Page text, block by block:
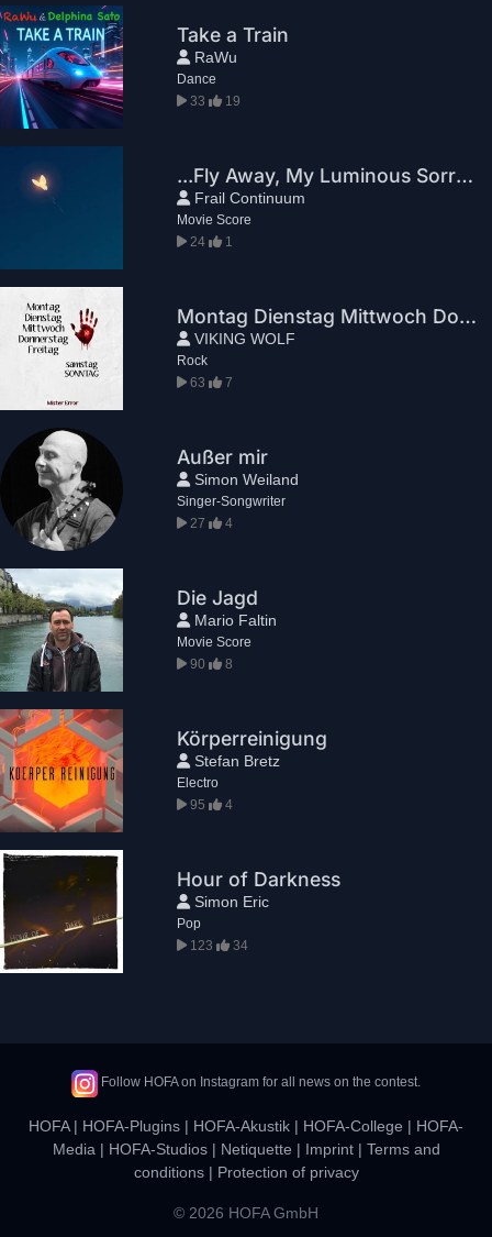
Take a Train
RaWu
Dance
33
19
...Fly Away, My Luminous Sorrow
Frail Continuum
Movie Score
24
1
Montag Dienstag Mittwoch Donnerstag Freitag Samstag Sonntag
VIKING WOLF
Rock
63
7
Außer mir
Simon Weiland
Singer-Songwriter
27
4
Die Jagd
Mario Faltin
Movie Score
90
8
Körperreinigung
Stefan Bretz
Electro
95
4
Hour of Darkness
Simon Eric
Pop
123
34
Follow HOFA on Instagram for all news on the contest.
HOFA| HOFA-Plugins | HOFA-Akustik | HOFA-College | HOFA-
Media | HOFA-Studios| Netiquette | Imprint| Terms and
conditions| Protection of privacy
© 2026 HOFA GmbH